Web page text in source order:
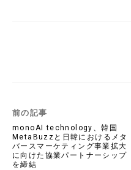
前の記事
monoAI technology、韓国
MetaBuzzと日韓におけるメタ
バースマーケティング事業拡大
に向けた協業パートナーシップ
を締結